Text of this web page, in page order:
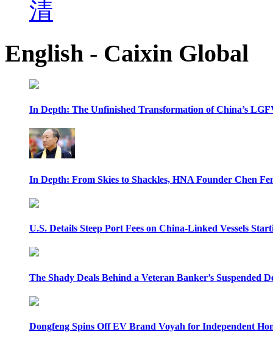
清
English - Caixin Global
In Depth: The Unfinished Transformation of China’s
In Depth: From Skies to Shackles, HNA Founder Chen
U.S. Details Steep Port Fees on China-Linked Vessels
The Shady Deals Behind a Veteran Banker’s Suspended
Dongfeng Spins Off EV Brand Voyah for Independent